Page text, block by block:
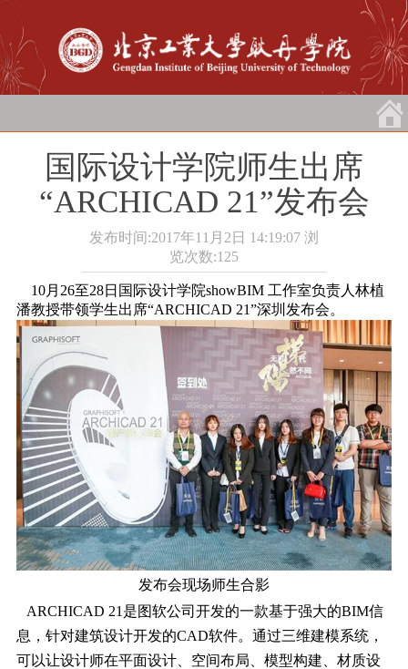
国际设计学院师生出席
“ARCHICAD 21”发布会
发布时间:2017年11月2日 14:19:07 浏
览次数:125
10月26至28日国际设计学院showBIM 工作室负责人林植
潘教授带领学生出席“ARCHICAD 21”深圳发布会。
发布会现场师生合影
ARCHICAD 21是图软公司开发的一款基于强大的BIM信
息，针对建筑设计开发的CAD软件。通过三维建模系统，
可以让设计师在平面设计、空间布局、模型构建、材质设